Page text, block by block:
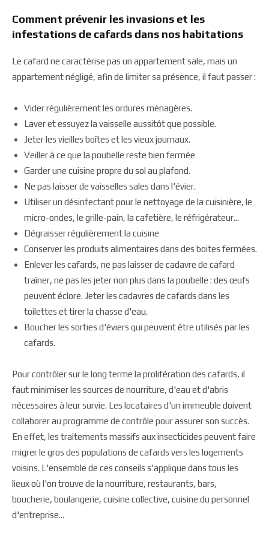
Comment prévenir les invasions et les
infestations de cafards dans nos habitations
Le cafard ne caractérise pas un appartement sale, mais un
appartement négligé, afin de limiter sa présence, il faut passer :
Vider régulièrement les ordures ménagères.
Laver et essuyez la vaisselle aussitôt que possible.
Jeter les vieilles boîtes et les vieux journaux.
Veiller à ce que la poubelle reste bien fermée
Garder une cuisine propre du sol au plafond.
Ne pas laisser de vaisselles sales dans l'évier.
Utiliser un désinfectant pour le nettoyage de la cuisinière, le
micro-ondes, le grille-pain, la cafetière, le réfrigérateur...
Dégraisser régulièrement la cuisine
Conserver les produits alimentaires dans des boites fermées.
Enlever les cafards, ne pas laisser de cadavre de cafard
traîner, ne pas les jeter non plus dans la poubelle : des œufs
peuvent éclore. Jeter les cadavres de cafards dans les
toilettes et tirer la chasse d'eau.
Boucher les sorties d'éviers qui peuvent être utilisés par les
cafards.
Pour contrôler sur le long terme la prolifération des cafards, il
faut minimiser les sources de nourriture, d'eau et d'abris
nécessaires à leur survie. Les locataires d'un immeuble doivent
collaborer au programme de contrôle pour assurer son succès.
En effet, les traitements massifs aux insecticides peuvent faire
migrer le gros des populations de cafards vers les logements
voisins. L'ensemble de ces conseils s'applique dans tous les
lieux où l'on trouve de la nourriture, restaurants, bars,
boucherie, boulangerie, cuisine collective, cuisine du personnel
d'entreprise...